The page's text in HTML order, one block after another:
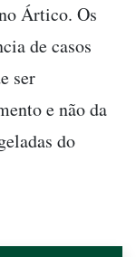
Ártico. Os
de casos
ser
e não da
do